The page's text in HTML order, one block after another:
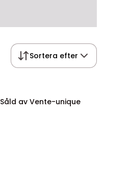
Sortera efter
Såld av Vente-unique